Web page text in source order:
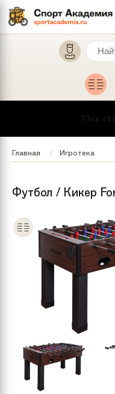
This
Главная Игротека
Футбол / Кикер